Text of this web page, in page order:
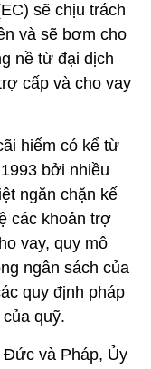
sẽ chịu trách
và sẽ bơm cho
nề từ đại dịch
cấp và cho vay
hiếm có kể từ
bởi nhiều
ngăn chặn kế
các khoản trợ
vay, quy mô
ngân sách của
quy định pháp
quỹ.
và Pháp, Ủy